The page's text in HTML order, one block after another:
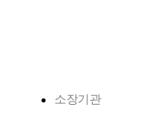
소장기관